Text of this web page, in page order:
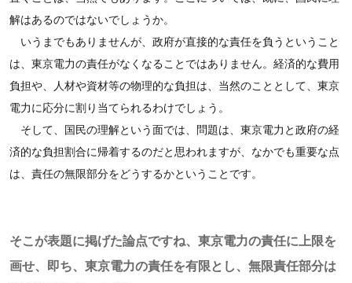
解はあるのではないでしょうか。
いうまでもありませんが、政府が直接的な責任を負うということ
は、東京電力の責任がなくなることではありません。経済的な費用
負担や、人材や資材等の物理的な負担は、当然のこととして、東京
電力に応分に割り当てられるわけでしょう。
そして、国民の理解という面では、問題は、東京電力と政府の経
済的な負担割合に帰着するのだと思われますが、なかでも重要な点
は、責任の無限部分をどうするかということです。
そこが表題に掲げた論点ですね、東京電力の責任に上限を
画せ、即ち、東京電力の責任を有限とし、無限責任部分は